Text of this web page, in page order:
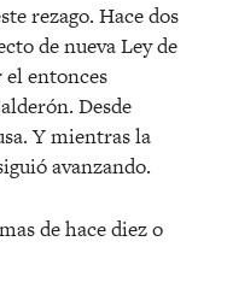
rezago. Hace dos
de nueva Ley de
el entonces
Desde
Y mientras la
avanzando.
de hace diez o